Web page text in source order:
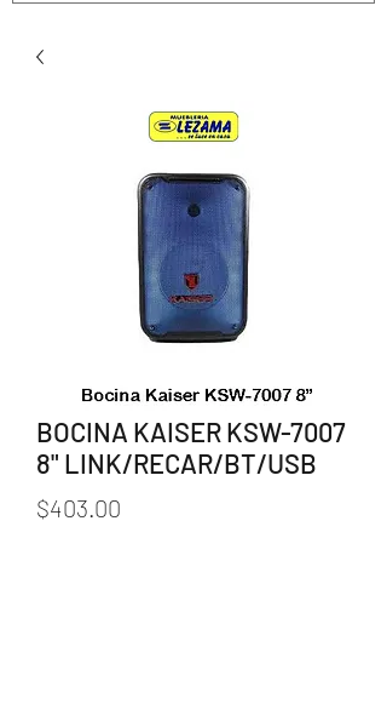
BOCINA KAISER KSW-7007
8" LINK/RECAR/BT/USB
$403.00